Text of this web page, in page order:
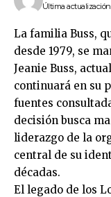
Última actualización:
La familia Buss,
desde 1979, se
Jeanie Buss,
continuará en su
fuentes
decisión busca
liderazgo de la
central de su
décadas.
El legado de los